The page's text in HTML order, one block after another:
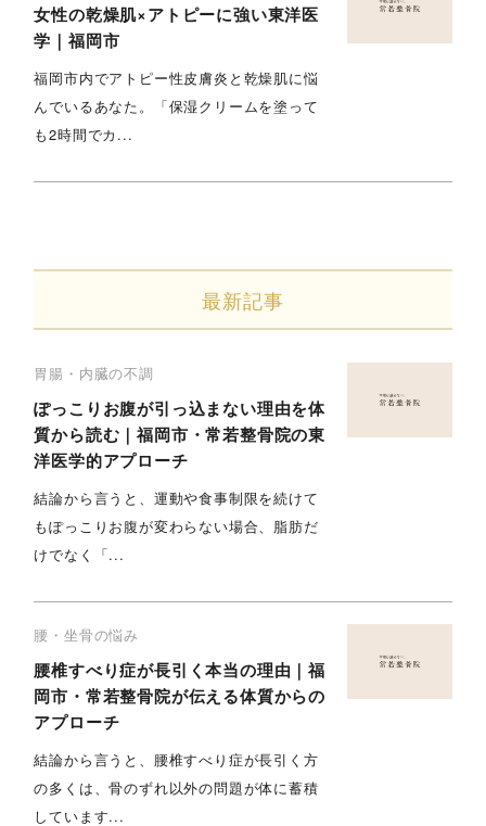
女性の乾燥肌×アトピーに強い東洋医
学｜福岡市
福岡市内でアトピー性皮膚炎と乾燥肌に悩
んでいるあなた。「保湿クリームを塗って
も2時間でカ...
最新記事
胃腸・内臓の不調
ぽっこりお腹が引っ込まない理由を体
質から読む｜福岡市・常若整骨院の東
洋医学的アプローチ
結論から言うと、運動や食事制限を続けて
もぽっこりお腹が変わらない場合、脂肪だ
けでなく「...
腰・坐骨の悩み
腰椎すべり症が長引く本当の理由｜福
岡市・常若整骨院が伝える体質からの
アプローチ
結論から言うと、腰椎すべり症が長引く方
の多くは、骨のずれ以外の問題が体に蓄積
しています...